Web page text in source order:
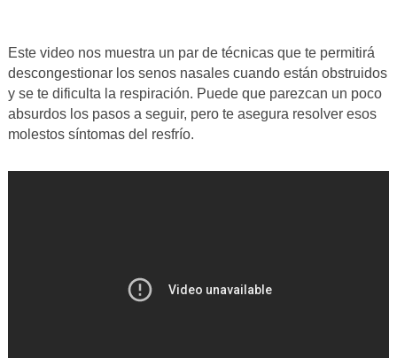
Este video nos muestra un par de técnicas que te permitirá
descongestionar los senos nasales cuando están obstruidos
y se te dificulta la respiración. Puede que parezcan un poco
absurdos los pasos a seguir, pero te asegura resolver esos
molestos síntomas del resfrío.